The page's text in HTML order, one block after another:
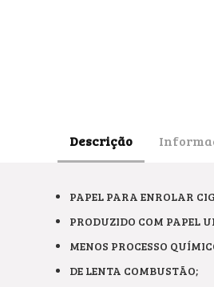
Descrição
PAPEL PARA ENROLAR
PRODUZIDO COM PAPEL
MENOS PROCESSO
DE LENTA COMBUSTÃO;